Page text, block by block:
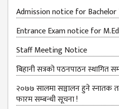
MEDIA
VIDEO
GALLERY
FEEDBACK
FAQ
CONTACT
Admission notice for
Entrance Exam notice for
Staff Meeting Notice
बिहानी सत्रको पठनपाठन स्थागित
२०७७ सालमा सञ्चालन हुने स्नातक
फारम सम्बन्धी सूचना !